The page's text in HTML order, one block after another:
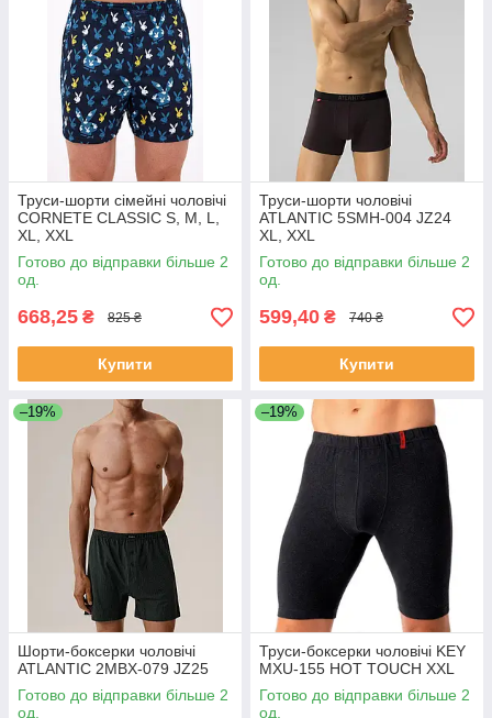
Труси-шорти сімейні чоловічі
CORNETE CLASSIC S, M, L,
XL, XXL
Готово до відправки більше 2
од.
668,25 ₴ 825 ₴
Купити
Труси-шорти чоловічі
ATLANTIC 5SMH-004 JZ24
XL, XXL
Готово до відправки більше 2
од.
599,40 ₴ 740 ₴
Купити
–19%
Шорти-боксерки чоловічі
ATLANTIC 2MBX-079 JZ25
Готово до відправки більше 2
од.
–19%
Труси-боксерки чоловічі KEY
MXU-155 HOT TOUCH XXL
Готово до відправки більше 2
од.